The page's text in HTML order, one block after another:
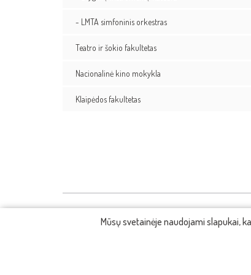
Mūsų svetainėje naudojami slapukai,
- LMTA simfoninis orkestras
Teatro ir šokio fakultetas
Nacionalinė kino mokykla
Klaipėdos fakultetas